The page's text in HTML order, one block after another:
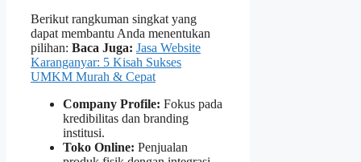
Berikut rangkuman singkat yang
dapat membantu Anda menentukan
pilihan: Baca Juga: Jasa Website
Karanganyar: 5 Kisah Sukses
UMKM Murah & Cepat
Company Profile: Fokus pada
kredibilitas dan branding
institusi.
Toko Online: Penjualan